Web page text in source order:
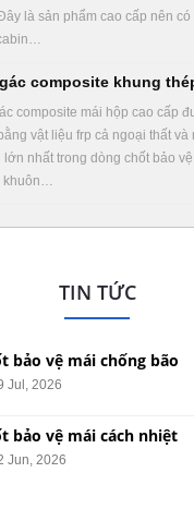
là sản phẩm cao cấp nên
composite khung
composite mái hộp cao cấp
vật liệu frp cả ngoại thất
lớn nhất trong dòng chốt bảo
khuôn…
TIN TỨC
bảo vệ mái chống bão
Jul, 2026
bảo vệ mái cách nhiệt
Jun, 2026